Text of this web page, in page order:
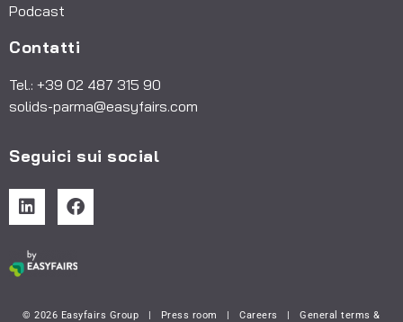
Podcast
Contatti
Tel.: +39 02 487 315 90
solids-parma@easyfairs.com
Seguici sui social
© 2026 Easyfairs Group | Press room |Careers |General terms &